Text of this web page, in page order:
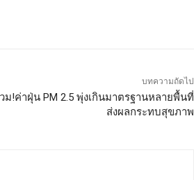
บทความถัดไป
ม!ค่าฝุ่น PM 2.5 พุ่งเกินมาตรฐานหลายพื้นที่
ส่งผลกระทบสุขภาพ